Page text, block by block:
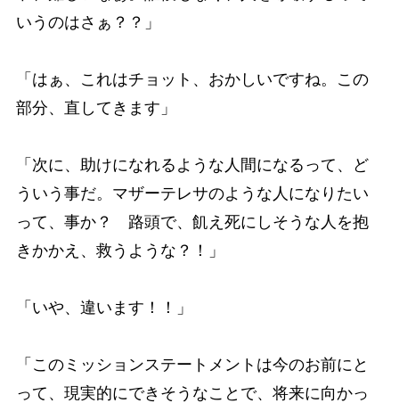
いうのはさぁ？？」
「はぁ、これはチョット、おかしいですね。この
部分、直してきます」
「次に、助けになれるような人間になるって、ど
ういう事だ。マザーテレサのような人になりたい
って、事か？ 路頭で、飢え死にしそうな人を抱
きかかえ、救うような？！」
「いや、違います！！」
「このミッションステートメントは今のお前にと
って、現実的にできそうなことで、将来に向かっ